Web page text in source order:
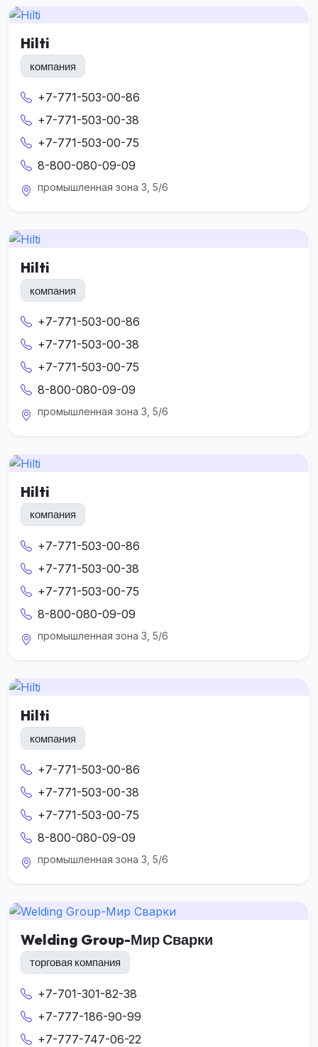
Hilti
компания
+7-771-503-00-86
+7-771-503-00-38
+7-771-503-00-75
8-800-080-09-09
промышленная зона 3, 5/6
Hilti
компания
+7-771-503-00-86
+7-771-503-00-38
+7-771-503-00-75
8-800-080-09-09
промышленная зона 3, 5/6
Hilti
компания
+7-771-503-00-86
+7-771-503-00-38
+7-771-503-00-75
8-800-080-09-09
промышленная зона 3, 5/6
Hilti
компания
+7-771-503-00-86
+7-771-503-00-38
+7-771-503-00-75
8-800-080-09-09
промышленная зона 3, 5/6
Welding Group-Мир Сварки
торговая компания
+7-701-301-82-38
+7-777-186-90-99
+7-777-747-06-22